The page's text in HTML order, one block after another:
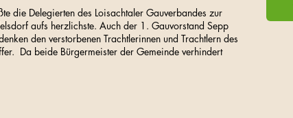
die Delegierten des Loisachtaler Gauverbandes zur
aufs herzlichste. Auch der 1. Gauvorstand Sepp
den verstorbenen Trachtlerinnen und Trachtlern des
Da beide Bürgermeister der Gemeinde verhindert